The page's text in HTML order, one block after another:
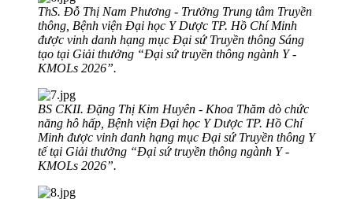
ThS. Đỗ Thị Nam Phương - Trưởng Trung tâm Truyền
thông, Bệnh viện Đại học Y Dược TP. Hồ Chí Minh
được vinh danh hạng mục Đại sứ Truyền thông Sáng
tạo tại Giải thưởng “Đại sứ truyền thông ngành Y -
KMOLs 2026”.
BS CKII. Đặng Thị Kim Huyên - Khoa Thăm dò chức
năng hô hấp, Bệnh viện Đại học Y Dược TP. Hồ Chí
Minh được vinh danh hạng mục Đại sứ Truyền thông Y
tế tại Giải thưởng “Đại sứ truyền thông ngành Y -
KMOLs 2026”.